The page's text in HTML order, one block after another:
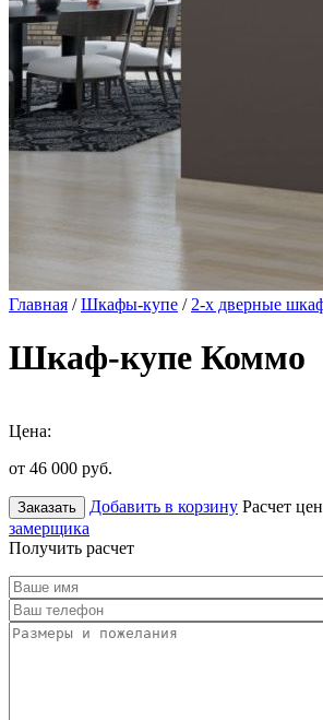
Главная /Шкафы-купе / 2-х дверные
Шкаф-купе Коммо
Цена:
от 46 000 руб.
Заказать Добавить в корзину Расчет
замерщика
Получить расчет